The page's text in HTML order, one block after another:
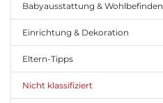
Babyausstattung & Wohlbefinden
Einrichtung & Dekoration
Eltern-Tipps
Nicht klassifiziert